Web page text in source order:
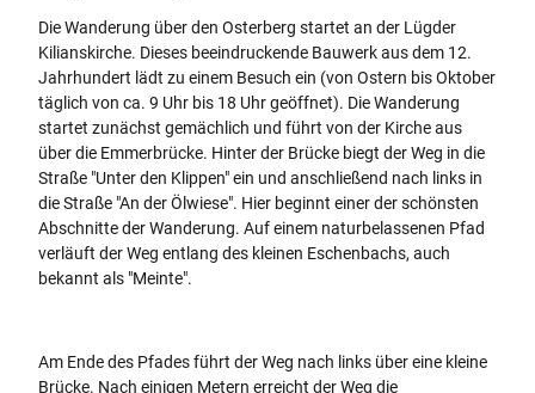
Die Wanderung über den Osterberg startet an der Lügder
Kilianskirche. Dieses beeindruckende Bauwerk aus dem 12.
Jahrhundert lädt zu einem Besuch ein (von Ostern bis Oktober
täglich von ca. 9 Uhr bis 18 Uhr geöffnet). Die Wanderung
startet zunächst gemächlich und führt von der Kirche aus
über die Emmerbrücke. Hinter der Brücke biegt der Weg in die
Straße "Unter den Klippen" ein und anschließend nach links in
die Straße "An der Ölwiese". Hier beginnt einer der schönsten
Abschnitte der Wanderung. Auf einem naturbelassenen Pfad
verläuft der Weg entlang des kleinen Eschenbachs, auch
bekannt als "Meinte".
Am Ende des Pfades führt der Weg nach links über eine kleine
Brücke. Nach einigen Metern erreicht der Weg die